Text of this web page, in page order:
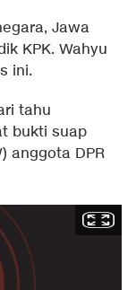
Jawa
KPK. Wahyu
ini.
tahu
bukti suap
anggota DPR